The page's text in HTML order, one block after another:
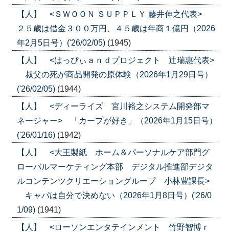
【人】 <ＳＷＯＯＮ ＳＵＰＰＬＹ 藤井伸之代表>
２５歳は借金３００万円、４５歳は年商１億円（2026
年2月5日号）('26/02/05) (1945)
【人】 <はっぴぃａｎｄプロジェクト 辻瑞惠代表>
叔父の死が商品開発の原体験（2026年1月29日号）
('26/02/05) (1944)
【人】 <ディーライズ 宮川裕之システム開発部マ
ネージャー> 「カープが好き」（2026年1月15日号）
('26/01/16) (1942)
【人】 <大王製紙 ホーム＆パーソナルケア部門グ
ローバルマーケティング本部 デジタル推進部デジタ
ルコンテンツクリエーショングループ 小林豊課長>
キャパは自分で決めない（2026年1月8日号）('26/0
1/09) (1941)
【人】 <ローソンエンタテインメント 竹野智博ｒ